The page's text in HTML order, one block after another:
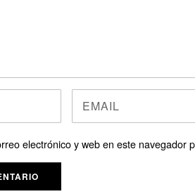
electrónico y web en este navegador